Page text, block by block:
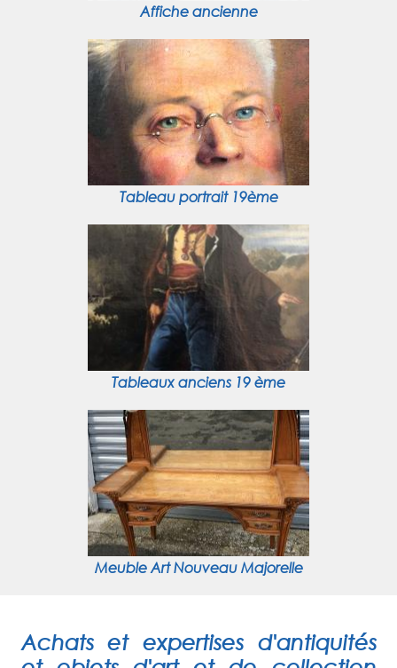
Affiche ancienne
Tableau portrait 19ème
Tableaux anciens 19 ème
Meuble Art Nouveau Majorelle
Achats et expertises d'antiquités